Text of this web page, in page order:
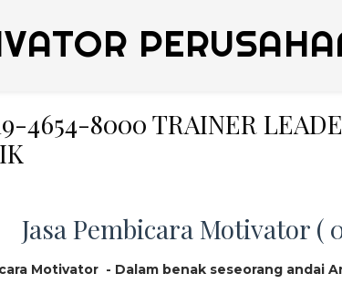
4654-8000 TRAINER
Jasa Pembicara Motivator (
Motivator - Dalam benak seseorang andai